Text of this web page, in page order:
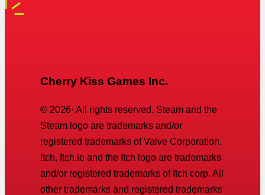
Cherry Kiss Games Inc.
© 2026· All rights reserved. Steam and the
Steam logo are trademarks and/or
registered trademarks of Valve Corporation.
Itch, Itch.io and the Itch logo are trademarks
and/or registered trademarks of Itch corp. All
other trademarks and registered trademarks